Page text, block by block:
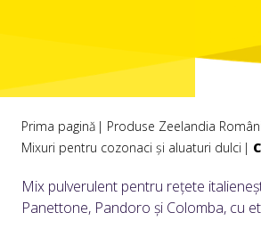
Prima pagină Produse Zeelandia
Mixuri pentru cozonaci și aluaturi dulci
Mix pulverulent pentru rețete
Panettone, Pandoro și Colomba, cu